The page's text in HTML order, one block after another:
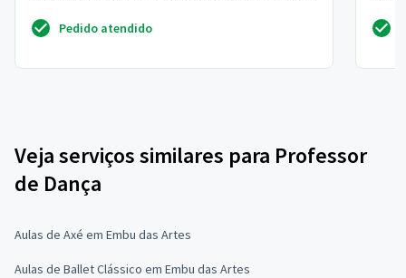
Pedido atendido
Veja serviços similares para Professor
de Dança
Aulas de Axé em Embu das Artes
Aulas de Ballet Clássico em Embu das Artes